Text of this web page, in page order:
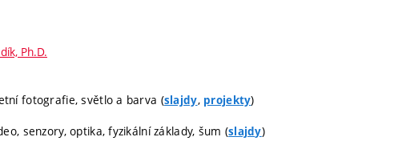
Ph.D.
fotografie, světlo a barva (slajdy, projekty)
senzory, optika, fyzikální základy, šum (slajdy)